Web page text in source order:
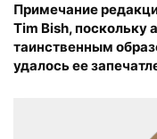
Примечание
Tim Bish, поскольку
таинственным
удалось ее